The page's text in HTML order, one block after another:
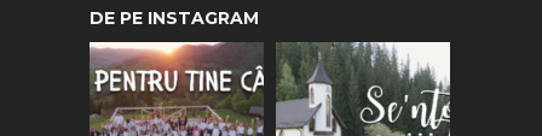
DE PE INSTAGRAM